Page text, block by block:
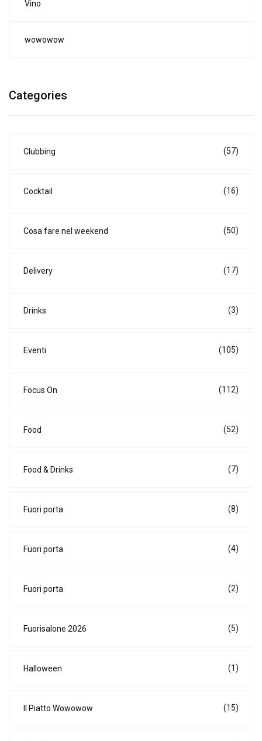
Vino
wowowow
Categories
Clubbing (57)
Cocktail (16)
Cosa fare nel weekend (50)
Delivery (17)
Drinks (3)
Eventi (105)
Focus On (112)
Food (52)
Food & Drinks (7)
Fuori porta (8)
Fuori porta (4)
Fuori porta (2)
Fuorisalone 2026 (5)
Halloween (1)
Il Piatto Wowowow (15)